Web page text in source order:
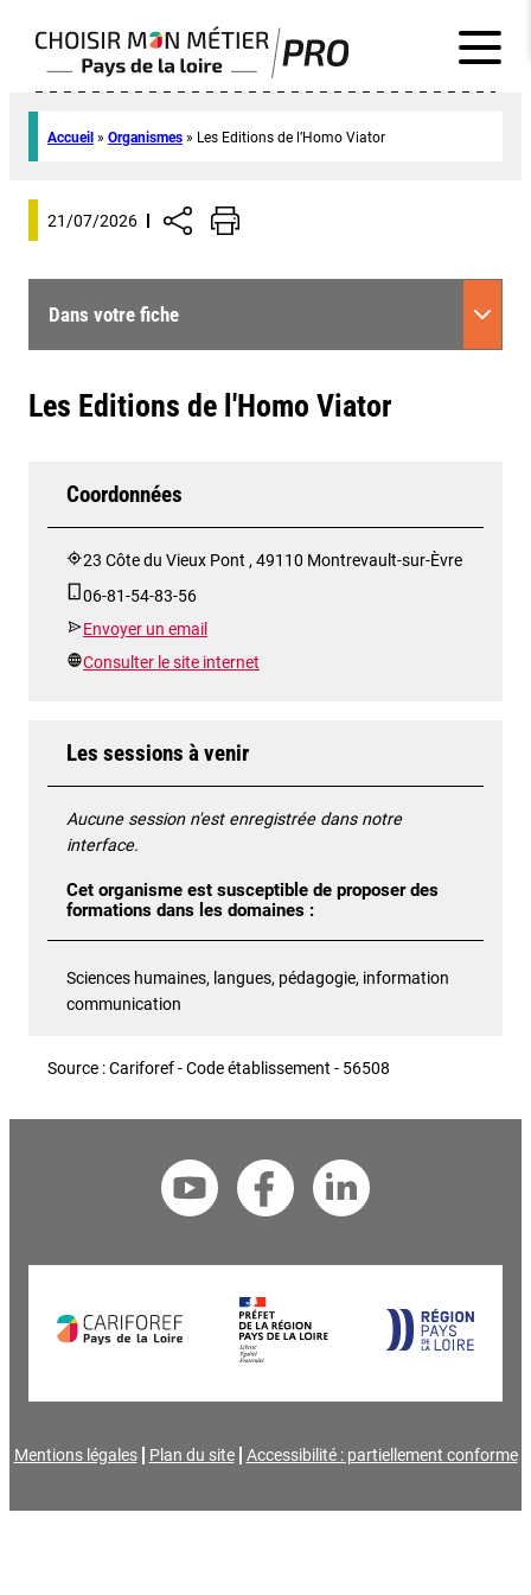
Accueil » Organismes » Les Editions de l’Homo Viator
21/07/2026
Dans votre fiche
Les Editions de l'Homo Viator
Coordonnées
23 Côte du Vieux Pont , 49110 Montrevault-sur-Èvre
06-81-54-83-56
Envoyer un email
Consulter le site internet
Les sessions à venir
Aucune session n'est enregistrée dans notre
interface.
Cet organisme est susceptible de proposer des
formations dans les domaines :
Sciences humaines, langues, pédagogie, information
communication
Source : Cariforef - Code établissement - 56508
Mentions légales Plan du site Accessibilité : partiellement conforme